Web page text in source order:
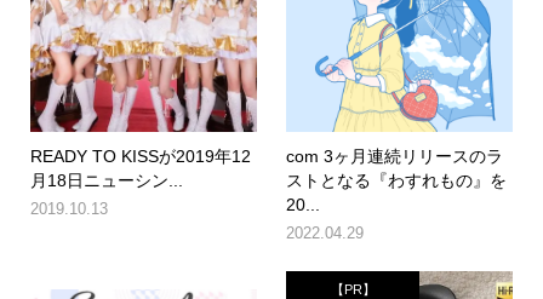
READY TO KISSが2019年12
月18日ニューシン...
2019.10.13
com 3ヶ月連続リリースのラ
ストとなる『わすれもの』を
20...
2022.04.29
【PR】